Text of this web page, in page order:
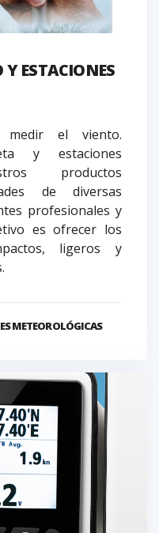
Y ESTACIONES
el viento.
y estaciones
productos
de diversas
profesionales y
es ofrecer los
ligeros y
METEOROLÓGICAS